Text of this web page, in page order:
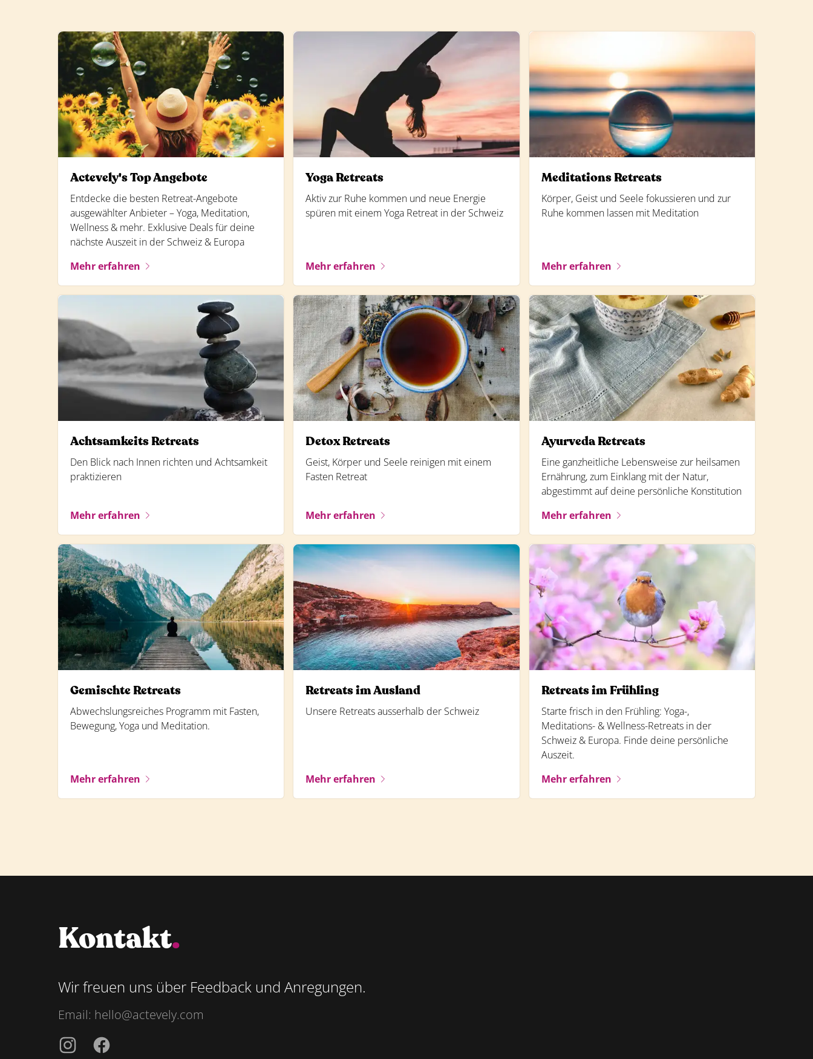
Actevely's Top Angebote
Entdecke die besten Retreat-Angebote
ausgewählter Anbieter – Yoga, Meditation,
Wellness & mehr. Exklusive Deals für deine
nächste Auszeit in der Schweiz & Europa
Mehr erfahren
Yoga Retreats
Aktiv zur Ruhe kommen und neue Energie
spüren mit einem Yoga Retreat in der Schweiz
Mehr erfahren
Meditations Retreats
Körper, Geist und Seele fokussieren und zur
Ruhe kommen lassen mit Meditation
Mehr erfahren
Achtsamkeits Retreats
Den Blick nach Innen richten und Achtsamkeit
praktizieren
Mehr erfahren
Detox Retreats
Geist, Körper und Seele reinigen mit einem
Fasten Retreat
Mehr erfahren
Ayurveda Retreats
Eine ganzheitliche Lebensweise zur heilsamen
Ernährung, zum Einklang mit der Natur,
abgestimmt auf deine persönliche Konstitution
Mehr erfahren
Gemischte Retreats
Abwechslungsreiches Programm mit Fasten,
Bewegung, Yoga und Meditation.
Mehr erfahren
Retreats im Ausland
Unsere Retreats ausserhalb der Schweiz
Mehr erfahren
Retreats im Frühling
Starte frisch in den Frühling: Yoga-,
Meditations- & Wellness-Retreats in der
Schweiz & Europa. Finde deine persönliche
Auszeit.
Mehr erfahren
Kontakt.
Wir freuen uns über Feedback und Anregungen.
Email: hello@actevely.com
InstagrammFacebook